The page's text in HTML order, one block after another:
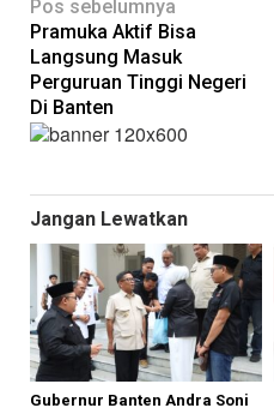
Navigasi
pos
Pos sebelumnya
Pramuka Aktif Bisa
Langsung Masuk
Perguruan Tinggi Negeri
Di Banten
Jangan Lewatkan
Gubernur Banten Andra Soni